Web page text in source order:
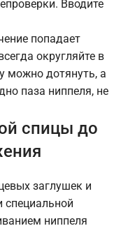
Вводите
попадает
округляйте в
можно дотянуть, а
паза ниппеля, не
спицы до
заглушек и
специальной
ниппеля